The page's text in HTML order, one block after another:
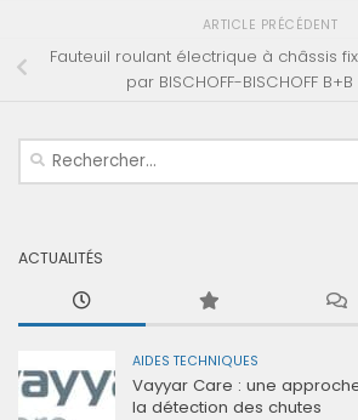
ARTICLE PRÉCÉDENT
Fauteuil roulant électrique à châssis
par BISCHOFF-BISCHOFF B+B
Rechercher :
ACTUALITÉS
AIDES TECHNIQUES
Vayyar Care : une
la détection des chutes